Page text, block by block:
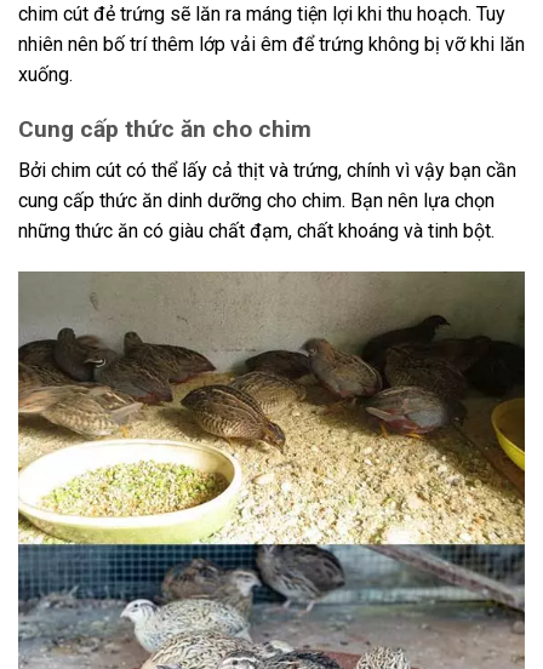
chim cút đẻ trứng sẽ lăn ra máng tiện lợi khi thu hoạch. Tuy
nhiên nên bố trí thêm lớp vải êm để trứng không bị vỡ khi lăn
xuống.
Cung cấp thức ăn cho chim
Bởi chim cút có thể lấy cả thịt và trứng, chính vì vậy bạn cần
cung cấp thức ăn dinh dưỡng cho chim. Bạn nên lựa chọn
những thức ăn có giàu chất đạm, chất khoáng và tinh bột.